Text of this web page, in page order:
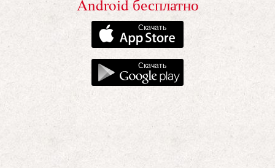
Android бесплатно
Скачать
Скачать